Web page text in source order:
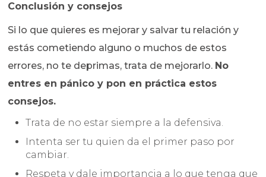
Conclusión y consejos
Si lo que quieres es mejorar y salvar tu relación y
estás cometiendo alguno o muchos de estos
errores, no te deprimas, trata de mejorarlo. No
entres en pánico y pon en práctica estos
consejos.
Trata de no estar siempre a la defensiva.
Intenta ser tu quien da el primer paso por
cambiar.
Respeta y dale importancia a lo que tenga que